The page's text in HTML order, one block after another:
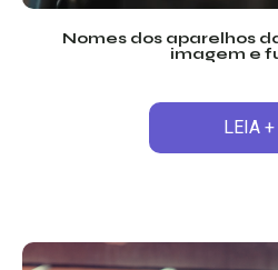
Nomes dos aparelhos
imagem e
LEIA +